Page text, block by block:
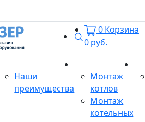
Поиск
0 Корзина
0 руб.
Наши
преимущества
Монтаж
котлов
Монтаж
котельных